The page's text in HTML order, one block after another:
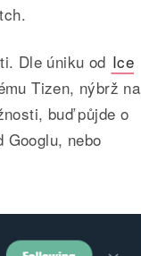
Dle úniku od Ice
Tizen, nýbrž na
buď půjde o
Googlu, nebo